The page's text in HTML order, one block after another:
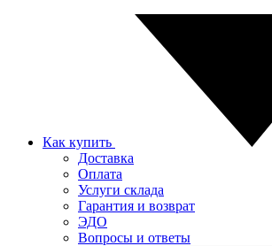
Как купить
Доставка
Оплата
Услуги склада
Гарантия и возврат
ЭДО
Вопросы и ответы